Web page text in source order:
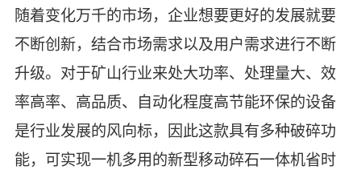
随着变化万千的市场，企业想要更好的发展就要
不断创新，结合市场需求以及用户需求进行不断
升级。对于矿山行业来处大功率、处理量大、效
率高率、高品质、自动化程度高节能环保的设备
是行业发展的风向标，因此这款具有多种破碎功
能，可实现一机多用的新型移动碎石一体机省时